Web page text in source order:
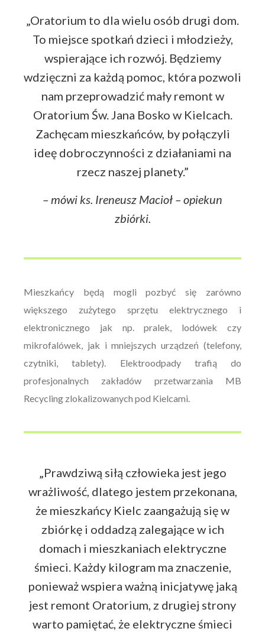
„Oratorium to dla wielu osób drugi dom.
To miejsce spotkań dzieci i młodzieży,
wspierające ich rozwój. Będziemy
wdzięczni za każdą pomoc, która pozwoli
nam przeprowadzić mały remont w
Oratorium Św. Jana Bosko w Kielcach.
Zachęcam mieszkańców, by połączyli
ideę dobroczynności z działaniami na
rzecz naszej planety.”
– mówi ks. Ireneusz Macioł – opiekun
zbiórki.
Mieszkańcy będą mogli pozbyć się zarówno
większego zużytego sprzętu elektrycznego i
elektronicznego jak np. pralek, lodówek czy
mikrofalówek, jak i mniejszych urządzeń (telefony,
czytniki, tablety). Elektroodpady trafią do
profesjonalnych zakładów przetwarzania MB
Recycling zlokalizowanych pod Kielcami.
„Prawdziwą siłą człowieka jest jego
wrażliwość, dlatego jestem przekonana,
że mieszkańcy Kielc zaangażują się w
zbiórkę i oddadzą zalegające w ich
domach i mieszkaniach elektryczne
śmieci. Każdy kilogram ma znaczenie,
ponieważ wspiera ważną inicjatywę jaką
jest remont Oratorium, z drugiej strony
warto pamiętać, że elektryczne śmieci